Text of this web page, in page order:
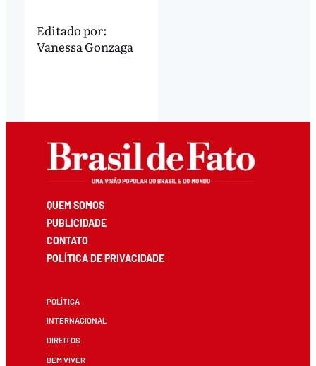
Editado por:
Vanessa Gonzaga
QUEM SOMOS
PUBLICIDADE
CONTATO
POLÍTICA DE PRIVACIDADE
POLÍTICA
INTERNACIONAL
DIREITOS
BEM VIVER